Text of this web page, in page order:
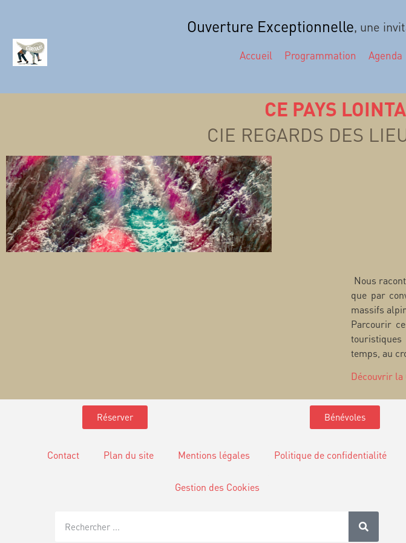
Ouverture Exceptionnelle, une
Accueil Programmation Agenda
CE PAYS
CIE REGARDS DES
Nous
que par
massifs
Parcourir
temps, au
Découvrir la
Réserver Bénévoles
Contact Plan du site Mentions légales Politique de confidentialité
Gestion des Cookies